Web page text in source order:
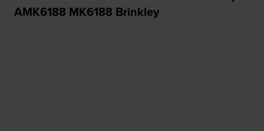
AMK6188 MK6188 Brinkley